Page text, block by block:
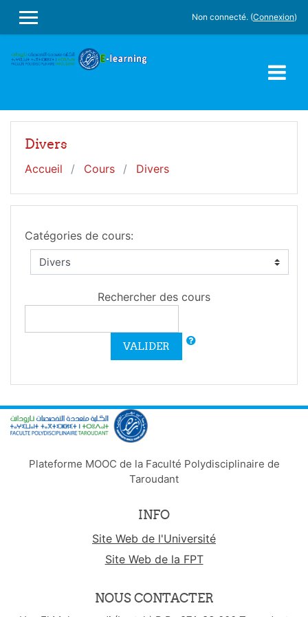
PANNEAU LATÉRAL
Non connecté. (Connexion)
Divers
Accueil Cours Divers
Catégories de cours:
Rechercher des cours
VALIDER
Plateforme MOOC de la Faculté Polydisciplinaire de
Taroudant
INFO
Site Web de l'Université
Site Web de la FPT
NOUS CONTACTER